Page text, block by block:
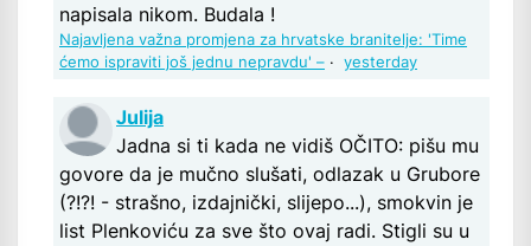
napisala nikom. Budala !
Najavljena važna promjena za hrvatske branitelje: 'Time
ćemo ispraviti još jednu nepravdu' – · yesterday
Julija
Jadna si ti kada ne vidiš OČITO: pišu mu
govore da je mučno slušati, odlazak u Grubore
(?!?! - strašno, izdajnički, slijepo...), smokvin je
list Plenkoviću za sve što ovaj radi. Stigli su u